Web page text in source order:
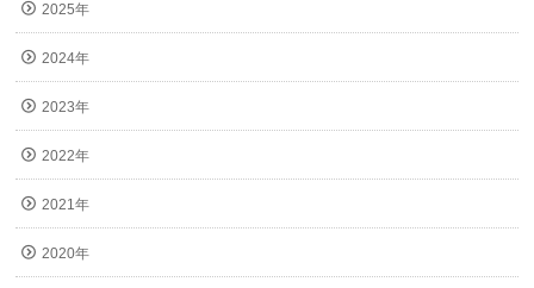
2025年
2024年
2023年
2022年
2021年
2020年